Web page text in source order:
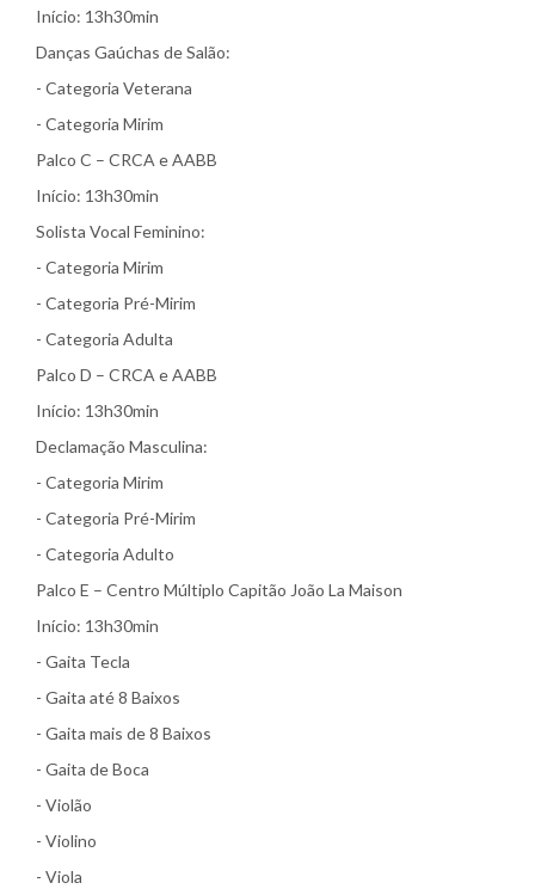
Início: 13h30min
Danças Gaúchas de Salão:
- Categoria Veterana
- Categoria Mirim
Palco C – CRCA e AABB
Início: 13h30min
Solista Vocal Feminino:
- Categoria Mirim
- Categoria Pré-Mirim
- Categoria Adulta
Palco D – CRCA e AABB
Início: 13h30min
Declamação Masculina:
- Categoria Mirim
- Categoria Pré-Mirim
- Categoria Adulto
Palco E – Centro Múltiplo Capitão João La Maison
Início: 13h30min
- Gaita Tecla
- Gaita até 8 Baixos
- Gaita mais de 8 Baixos
- Gaita de Boca
- Violão
- Violino
- Viola